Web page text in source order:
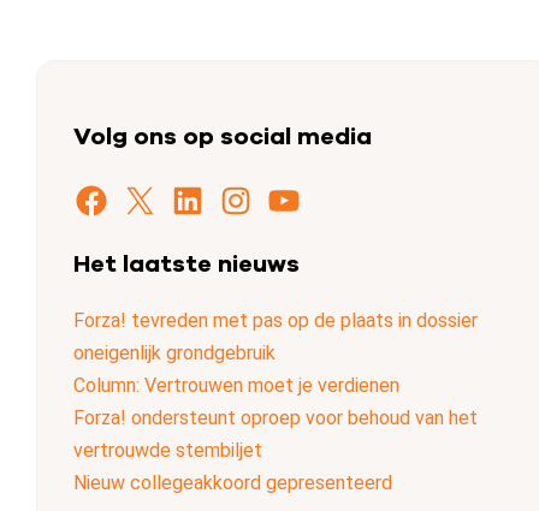
Volg ons op social media
Facebook X LinkedIn Instagram YouTube
Het laatste nieuws
Forza! tevreden met pas op de plaats in dossier
oneigenlijk grondgebruik
Column: Vertrouwen moet je verdienen
Forza! ondersteunt oproep voor behoud van het
vertrouwde stembiljet
Nieuw collegeakkoord gepresenteerd